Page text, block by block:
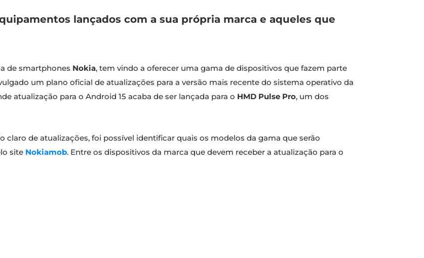
lançados com a sua própria marca e aqueles que
de smartphones Nokia, tem vindo a oferecer uma gama de dispositivos que fazem parte
um plano oficial de atualizações para a versão mais recente do sistema operativo da
atualização para o Android 15 acaba de ser lançada para o HMD Pulse Pro, um dos
claro de atualizações, foi possível identificar quais os modelos da gama que serão
site Nokiamob. Entre os dispositivos da marca que devem receber a atualização para o